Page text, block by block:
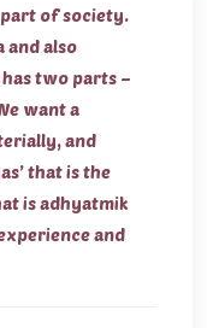
of society.
and also
two parts –
want a
and
that is the
is adhyatmik
and